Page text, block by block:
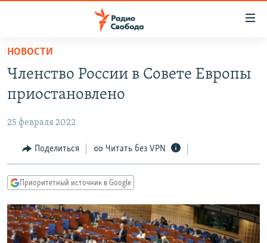
упрощенного
доступа
основному
Вернутся
главной
навигации
Вернутся
поиску
АВТОРСКИЕ ПРОЕКТЫ
ЦИТАТЫ СВОБОДЫ
МНЕНИЯ
IDEL.РЕАЛИИ
КАВКАЗ.РЕАЛИИ
СЕВЕР.РЕАЛИИ
НОВОСТИ
Членство России в Совете Европы
приостановлено
25 февраля 2022
Поделиться Читать без VPN
Приоритетный источник в Google